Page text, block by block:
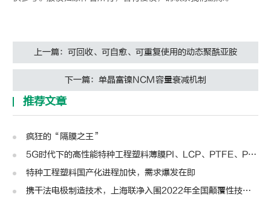
上一篇：可回收、可自愈、可重复使用的动态聚酰亚胺
下一篇：单晶富镍NCM容量衰减机制
推荐文章
疯狂的“隔膜之王”
5G时代下的高性能特种工程塑料薄膜PI、LCP、PTFE、PPS、PEEK、PEN
特种工程塑料国产化进程加快，需求爆发在即
携干法电极制造技术，上海联净入围2022年全国颠覆性技术创新大赛